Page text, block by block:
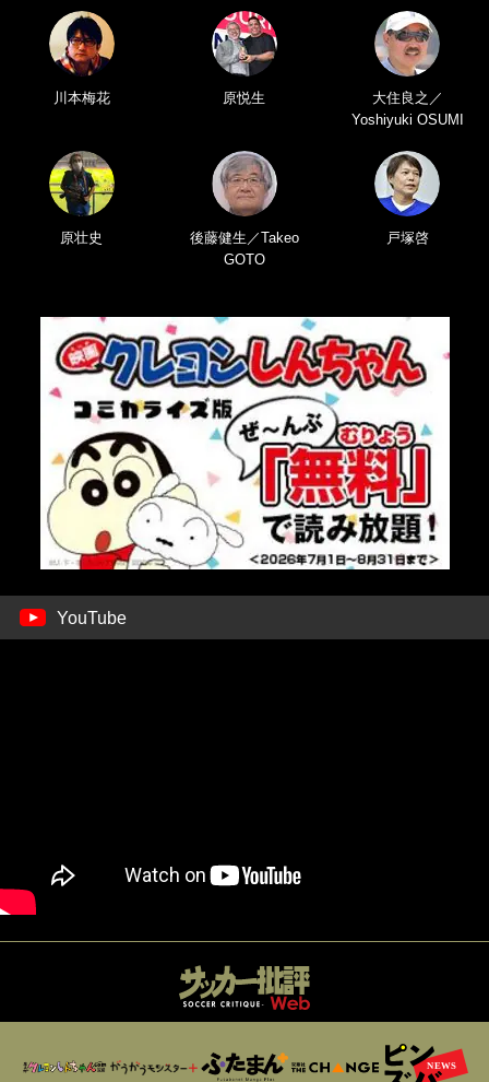
川本梅花 原悦生
大住良之／
Yoshiyuki OSUMI
原壮史
後藤健生／Takeo
GOTO
戸塚啓
YouTube